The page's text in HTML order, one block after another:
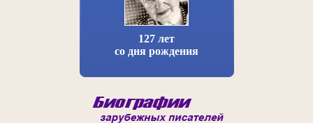
127 лет
со дня рождения